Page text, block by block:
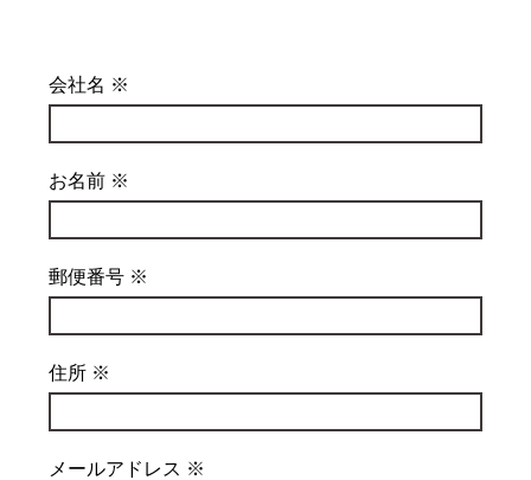
会社名 ※
お名前 ※
郵便番号 ※
住所 ※
メールアドレス ※